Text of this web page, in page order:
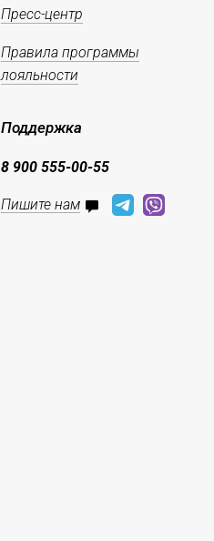
Пресс-центр
Правила программы
лояльности
Поддержка
8 900 555-00-55
Пишите нам